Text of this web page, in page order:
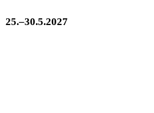
25.–30.5.2027